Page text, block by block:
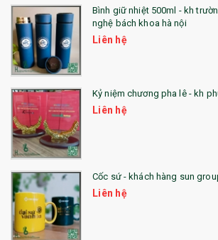
Bình giữ nhiệt 500ml - kh
nghệ bách khoa hà nội
Liên hệ
Kỷ niệm chương pha lê - kh
Liên hệ
Cốc sứ - khách hàng sun
Liên hệ